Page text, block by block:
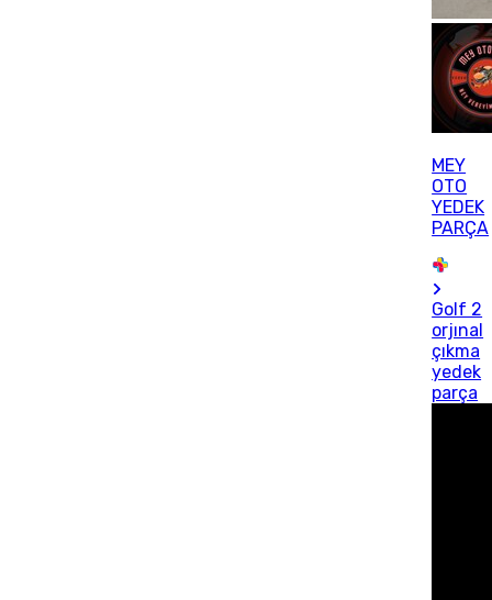
MEY
OTO
YEDEK
PARÇA
Golf 2
orjınal
çıkma
yedek
parça